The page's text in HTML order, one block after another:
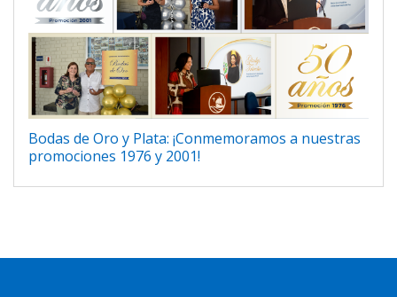
Bodas de Oro y Plata: ¡Conmemoramos a nuestras
promociones 1976 y 2001!